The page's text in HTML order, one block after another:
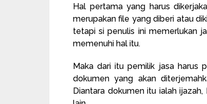
Hal pertama yang harus
merupakan file yang diberi atau
tetapi si penulis ini memerlukan
memenuhi hal itu.
Maka dari itu pemilik jasa harus
dokumen yang akan
Diantara dokumen itu ialah